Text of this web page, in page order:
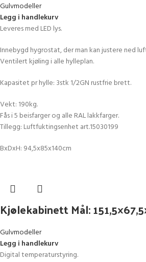
Gulvmodeller
Legg i handlekurv
Leveres med LED lys.
Innebygd hygrostat, der man kan justere ned
Ventilert kjøling i alle hylleplan.
Kapasitet pr hylle: 3stk 1/2GN rustfrie brett.
Vekt: 190kg.
Fås i 5 beisfarger og alle RAL lakkfarger.
Tillegg: Luftfuktingsenhet art.15030199
BxDxH: 94,5x85x140cm
Kjølekabinett Mål:
Gulvmodeller
Legg i handlekurv
Digital temperaturstyring.